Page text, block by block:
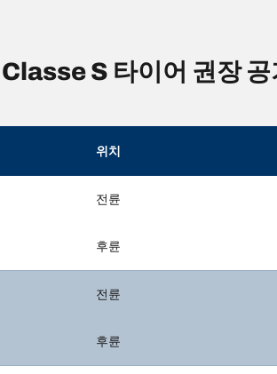
S 타이어 권장 공
위치
전륜
후륜
전륜
후륜